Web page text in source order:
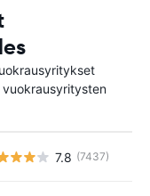
vuokrausyritysten
7.8 (7437)